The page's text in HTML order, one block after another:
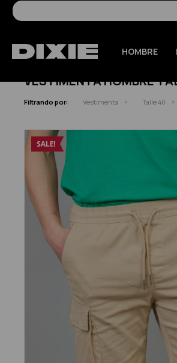
HOMBRE
VESTIMENTA HOMBRE
Filtrando por: Vestimenta Talle 40